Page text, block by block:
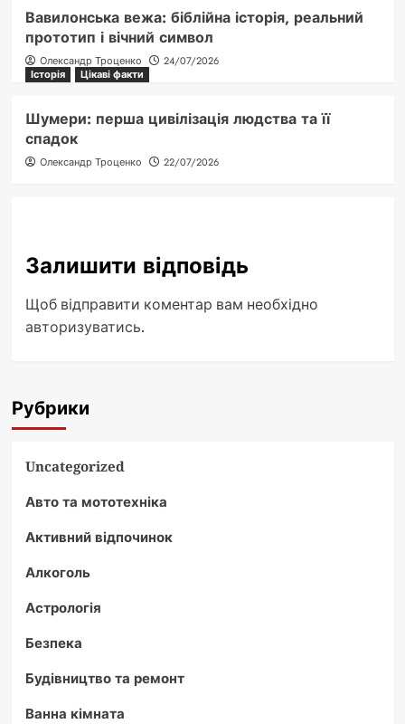
Вавилонська вежа: біблійна історія, реальний
прототип і вічний символ
Олександр Троценко
24/07/2026
Історія
Цікаві факти
Шумери: перша цивілізація людства та її
спадок
Олександр Троценко 22/07/2026
Залишити відповідь
Щоб відправити коментар вам необхідно
авторизуватись.
Рубрики
Uncategorized
Авто та мототехніка
Активний відпочинок
Алкоголь
Астрологія
Безпека
Будівництво та ремонт
Ванна кімната